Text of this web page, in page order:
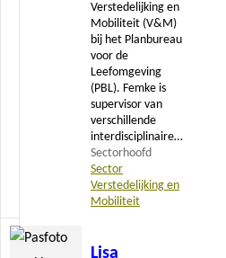
Verstedelijking en
Mobiliteit (V&M)
bij het Planbureau
voor de
Leefomgeving
(PBL). Femke is
supervisor van
verschillende
interdisciplinaire…
Sectorhoofd
Sector
Verstedelijking en
Mobiliteit
Lisa
Lees